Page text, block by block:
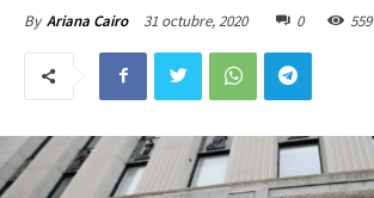
By Ariana Cairo 31 octubre, 2020 0 559